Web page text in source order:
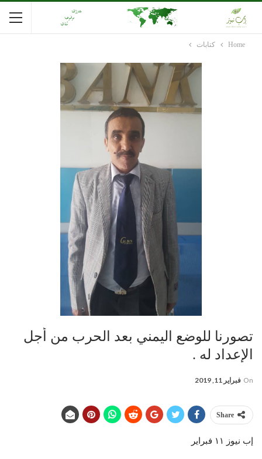
Home كتابات
تصورنا للوضع اليمني بعد الحرب من أجل
الإعداد له .
On فبراير 11, 2019
Share
إب نيوز ١١ فبراير